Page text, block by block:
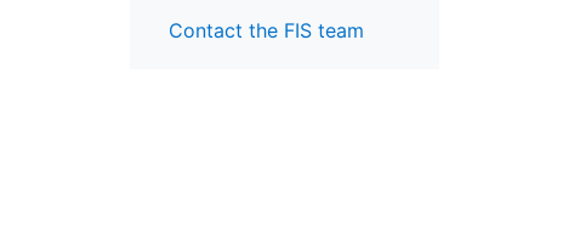
Contact the FIS team